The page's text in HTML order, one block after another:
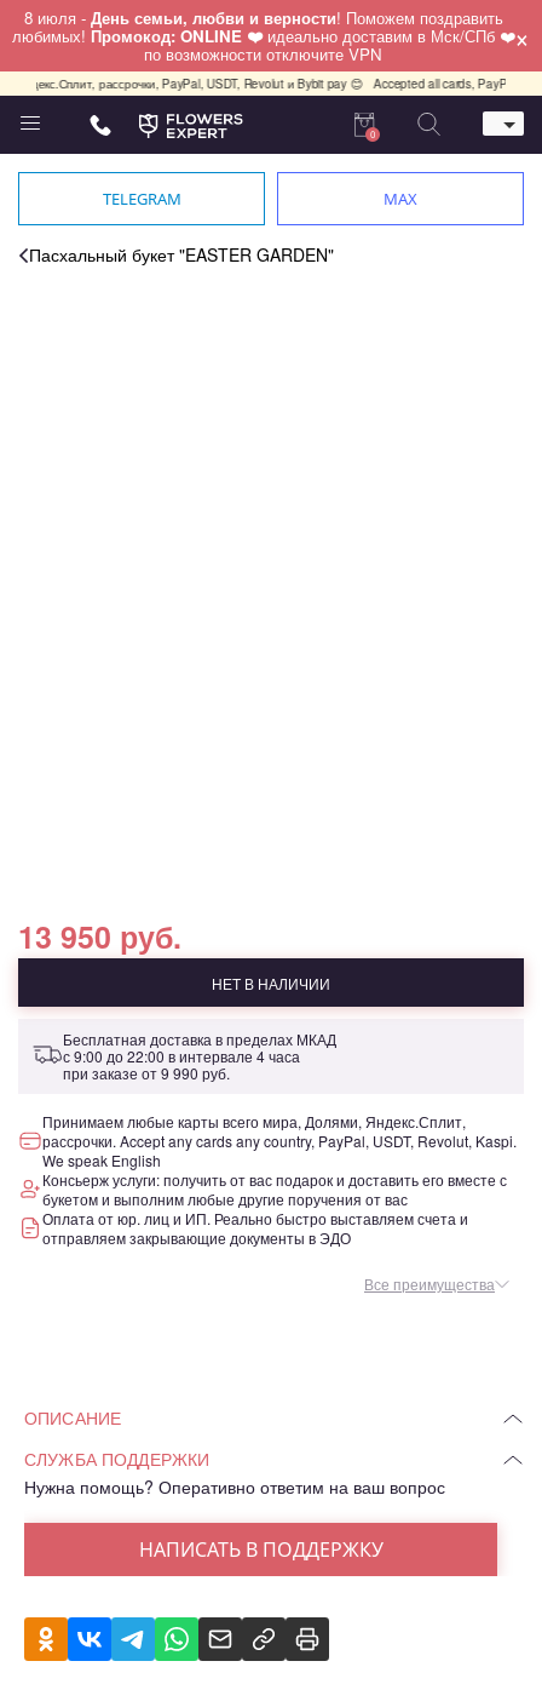
8 июля - День семьи, любви и верности! Поможем поздравить
любимых! Промокод: ONLINE ❤️ идеально доставим в Мск/СПб ❤️
по возможности отключите VPN ×
рассрочки, PayPal, USDT, Revolut и Bybit pay 😊 Accepted all cards, PayPal, USDT,
Телефон
+7 (495) 982-55-05
0
TELEGRAM MAX
Пасхальный букет "EASTER GARDEN"
13 950 руб.
НЕТ В НАЛИЧИИ
Бесплатная доставка в пределах МКАД
с 9:00 до 22:00 в интервале 4 часа
при заказе от9 990 руб.
Принимаем любые карты всего мира, Долями, Яндекс.Сплит,
рассрочки. Accept any cards any country, PayPal, USDT, Revolut, Kaspi.
We speak English
Консьерж услуги: получить от вас подарок и доставить его вместе с
букетом и выполним любые другие поручения от вас
Оплата от юр. лиц и ИП. Реально быстро выставляем счета и
отправляем закрывающие документы в ЭДО
Все преимущества
ОПИСАНИЕ
СЛУЖБА ПОДДЕРЖКИ
Нужна помощь? Оперативно ответим на ваш вопрос
НАПИСАТЬ В ПОДДЕРЖКУ